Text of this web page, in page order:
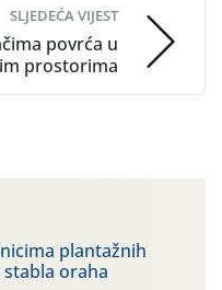
SLJEDEĆA VIJEST
povrća u
prostorima
plantažnih
oraha